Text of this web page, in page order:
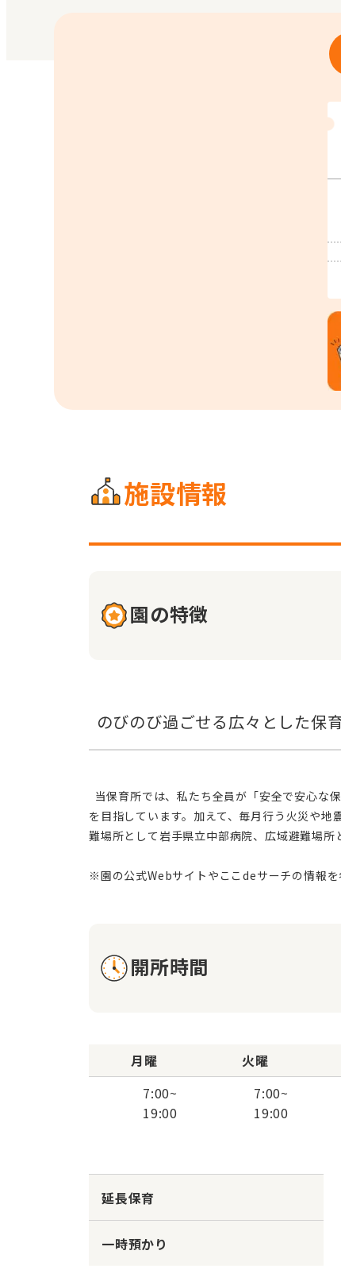
施設情報
園の特徴
を目指しています。加えて、毎月行う火災や
難場所として岩手県立中部病院、広域避難場所
開所時間
月曜
7:00~
19:00
火曜
7:00~
19:00
延長保育
一時預かり